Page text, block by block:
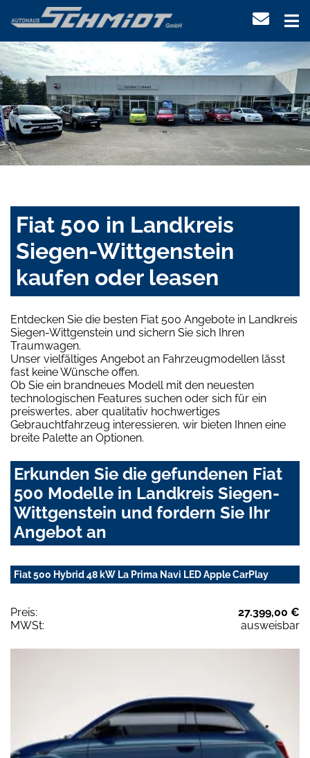
Fiat 500 in Landkreis
Siegen-Wittgenstein
kaufen oder leasen
Entdecken Sie die besten Fiat 500 Angebote in Landkreis
Siegen-Wittgenstein und sichern Sie sich Ihren
Traumwagen.
Unser vielfältiges Angebot an Fahrzeugmodellen lässt
fast keine Wünsche offen.
Ob Sie ein brandneues Modell mit den neuesten
technologischen Features suchen oder sich für ein
preiswertes, aber qualitativ hochwertiges
Gebrauchtfahrzeug interessieren, wir bieten Ihnen eine
breite Palette an Optionen.
Erkunden Sie die gefundenen Fiat
500 Modelle in Landkreis Siegen-
Wittgenstein und fordern Sie Ihr
Angebot an
Fiat 500 Hybrid 48 kW La Prima Navi LED Apple CarPlay
Preis:
27.399,00 €
MWSt:
ausweisbar